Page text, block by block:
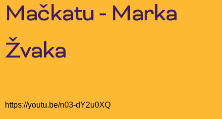
Mačkatu - Marka
Žvaka
https://youtu.be/n03-dY2u0XQ